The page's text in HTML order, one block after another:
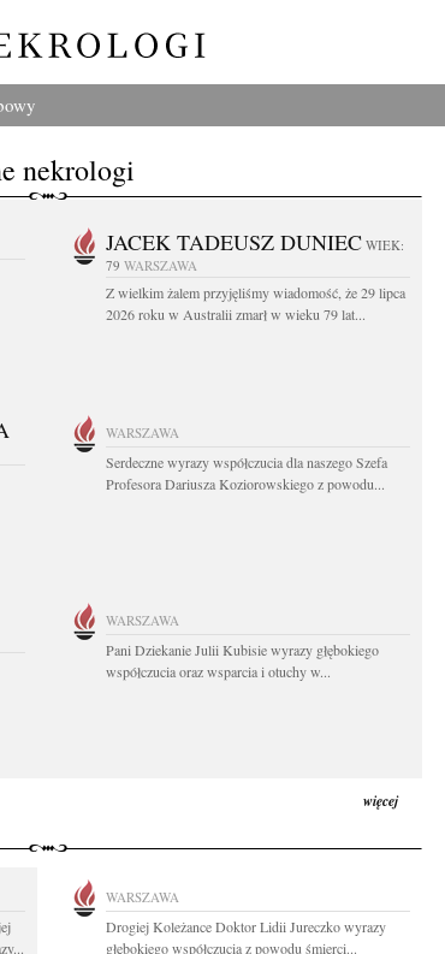
nekrologi
JACEK TADEUSZ DUNIEC WIEK:
79 WARSZAWA
Z wielkim żalem przyjęliśmy wiadomość, że 29 lipca
2026 roku w Australii zmarł w wieku 79 lat...
WARSZAWA
Serdeczne wyrazy współczucia dla naszego Szefa
Profesora Dariusza Koziorowskiego z powodu...
WARSZAWA
Pani Dziekanie Julii Kubisie wyrazy głębokiego
współczucia oraz wsparcia i otuchy w...
więcej
WARSZAWA
Drogiej Koleżance Doktor Lidii Jureczko wyrazy
głębokiego współczucia z powodu śmierci...